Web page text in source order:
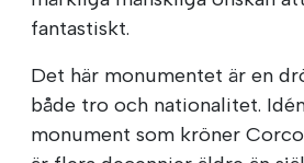
fantastiskt.
Det här monumentet är en
både tro och nationalitet.
monument som kröner